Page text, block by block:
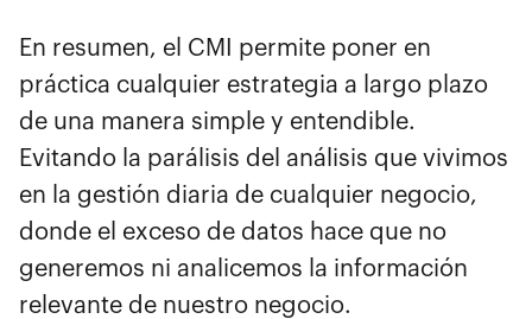
En resumen, el CMI permite poner en
práctica cualquier estrategia a largo plazo
de una manera simple y entendible.
Evitando la parálisis del análisis que vivimos
en la gestión diaria de cualquier negocio,
donde el exceso de datos hace que no
generemos ni analicemos la información
relevante de nuestro negocio.